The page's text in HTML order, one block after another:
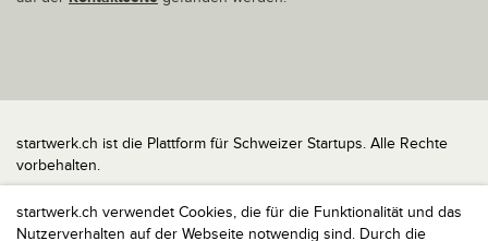
startwerk.ch verwendet Cookies, die für die Funktionalität und das
Nutzerverhalten auf der Webseite notwendig sind. Durch die
startwerk.ch ist die Plattform für Schweizer Startups. Alle Rechte
vorbehalten.
Impressum
Kontakt